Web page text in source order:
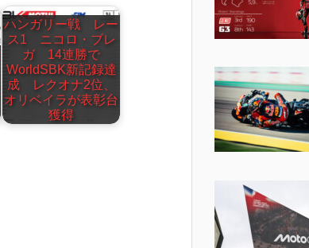
ハンガリー戦 レー
ス1 ニコロ・ブレ
ガ 14連勝で
WorldSBK新記録達
成 レクオナ2位、
オリベイラが表彰台
獲得